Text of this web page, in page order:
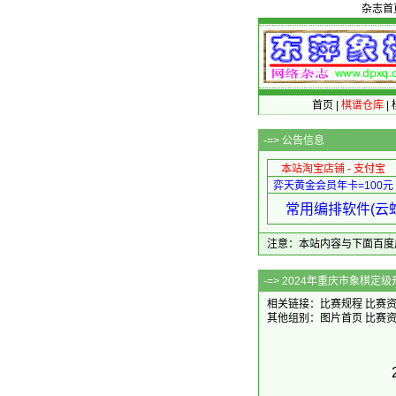
杂志首
首页 棋谱仓库|
-=> 公告信息
本站淘宝店铺 - 支付宝
弈天黄金会员年卡=100元
常用编排软件(云
注意：本站内容与下面百
-=> 2024年重庆
相关链接：
比赛规程 比赛
其他组别： 图片首页 比赛